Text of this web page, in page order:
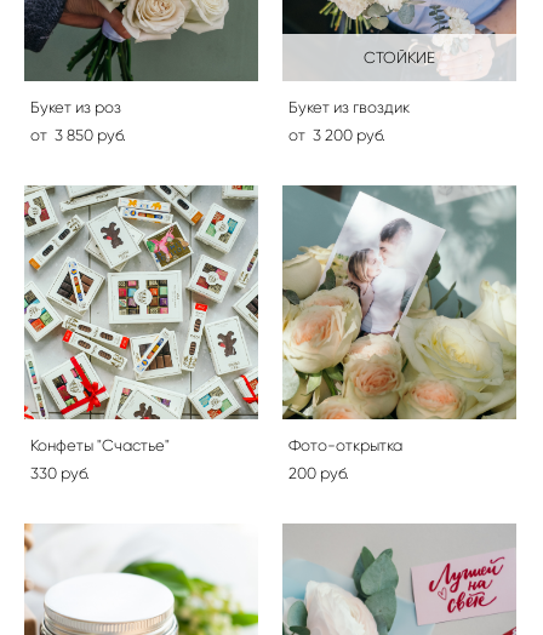
Букет из роз
от 3 850 pуб.
СТОЙКИЕ
Букет из гвоздик
от 3 200 pуб.
Конфеты "Счастье"
330 pуб.
Фото-открытка
200 pуб.